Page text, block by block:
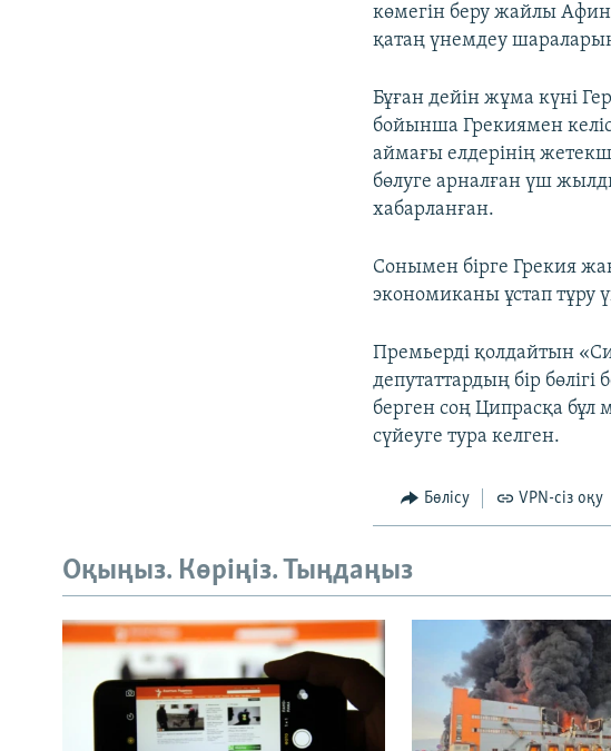
көмегін беру жайлы
қатаң үнемдеу
Бұған дейін жұма күні
бойынша Грекиямен
аймағы елдерінің
бөлуге арналған үш
хабарланған.
Сонымен бірге Грекия
экономиканы ұстап тұру
Премьерді қолдайтын
депутаттардың бір
берген соң Ципрасқа бұл
сүйеуге тура келген.
Бөлісу VPN-сіз оқу
Оқыңыз. Көріңіз. Тыңдаңыз